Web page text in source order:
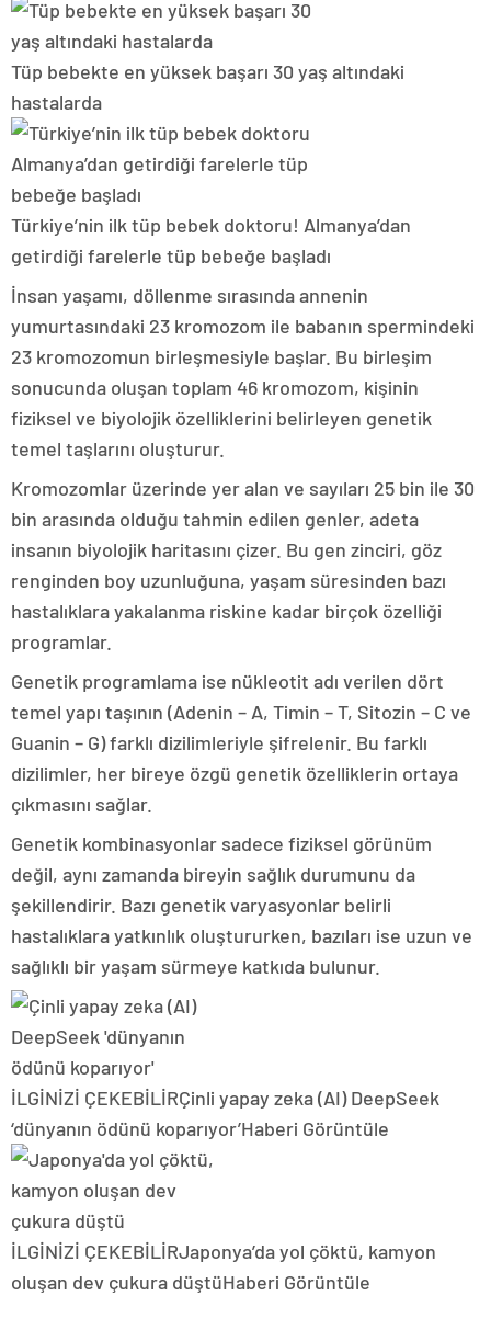
Tüp bebekte en yüksek başarı 30 yaş altındaki
hastalarda
Türkiye’nin ilk tüp bebek doktoru! Almanya’dan
getirdiği farelerle tüp bebeğe başladı
İnsan yaşamı, döllenme sırasında annenin
yumurtasındaki 23 kromozom ile babanın spermindeki
23 kromozomun birleşmesiyle başlar. Bu birleşim
sonucunda oluşan toplam 46 kromozom, kişinin
fiziksel ve biyolojik özelliklerini belirleyen genetik
temel taşlarını oluşturur.
Kromozomlar üzerinde yer alan ve sayıları 25 bin ile 30
bin arasında olduğu tahmin edilen genler, adeta
insanın biyolojik haritasını çizer. Bu gen zinciri, göz
renginden boy uzunluğuna, yaşam süresinden bazı
hastalıklara yakalanma riskine kadar birçok özelliği
programlar.
Genetik programlama ise nükleotit adı verilen dört
temel yapı taşının (Adenin – A, Timin – T, Sitozin – C ve
Guanin – G) farklı dizilimleriyle şifrelenir. Bu farklı
dizilimler, her bireye özgü genetik özelliklerin ortaya
çıkmasını sağlar.
Genetik kombinasyonlar sadece fiziksel görünüm
değil, aynı zamanda bireyin sağlık durumunu da
şekillendirir. Bazı genetik varyasyonlar belirli
hastalıklara yatkınlık oluştururken, bazıları ise uzun ve
sağlıklı bir yaşam sürmeye katkıda bulunur.
İLGİNİZİ ÇEKEBİLİRÇinli yapay zeka (AI) DeepSeek
‘dünyanın ödünü koparıyor’Haberi Görüntüle
İLGİNİZİ ÇEKEBİLİRJaponya’da yol çöktü, kamyon
oluşan dev çukura düştüHaberi Görüntüle